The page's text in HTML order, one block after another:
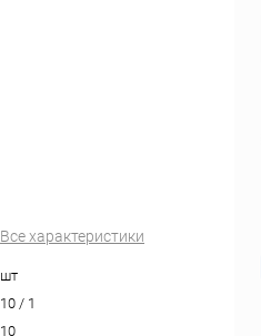
Все характеристики
шт
10 / 1
10